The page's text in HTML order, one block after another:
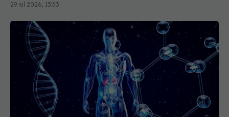
29 iul 2026, 13:53